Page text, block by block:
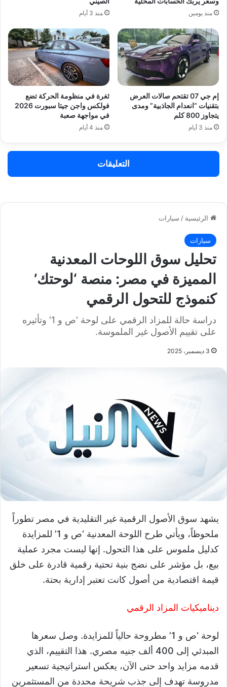
منذ يومين منذ 3 أيام
إم جي 07 تقتحم صالات العرض
بتقنيات “انعدام الجاذبية” ومدى
يتجاوز 800 كلم
منذ 3 أيام
ثغرة في منظومة الحركة تضع
فولكس واجن جيتا سبورت 2026
في مواجهة صعبة
منذ 4 أيام
التعليقات